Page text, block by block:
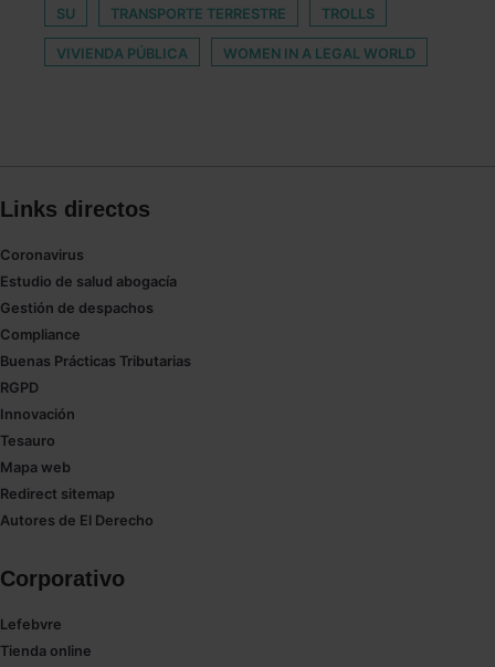
SU TRANSPORTE TERRESTRE TROLLS
VIVIENDA PÚBLICA WOMEN IN A LEGAL WORLD
Links directos
Coronavirus
Estudio de salud abogacía
Gestión de despachos
Compliance
Buenas Prácticas Tributarias
RGPD
Innovación
Tesauro
Mapa web
Redirect sitemap
Autores de El Derecho
Corporativo
Lefebvre
Tienda online